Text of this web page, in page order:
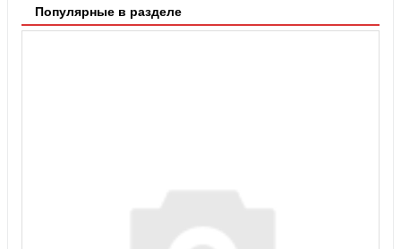
Популярные в разделе